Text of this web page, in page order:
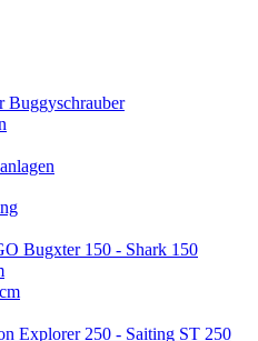
Buggyschrauber
Bugxter 150 - Shark 150
Explorer 250 - Saiting ST 250